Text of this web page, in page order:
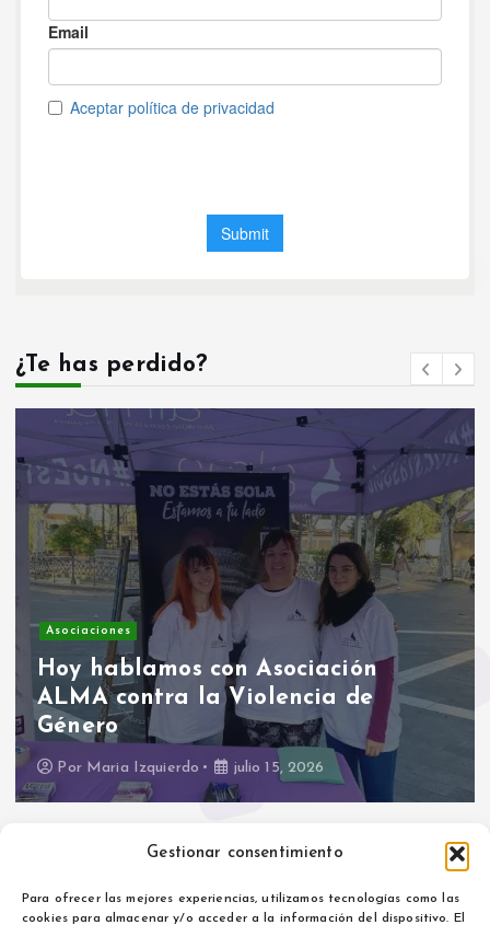
Gestionar consentimiento
Para ofrecer las mejores experiencias, utilizamos tecnologías como las
cookies para almacenar y/o acceder a la información del dispositivo. El
¿Te has perdido?
Asociaciones
Hoy hablamos con Asociación
ALMA contra la Violencia de
Género
Por Maria Izquierdo julio 15, 2026